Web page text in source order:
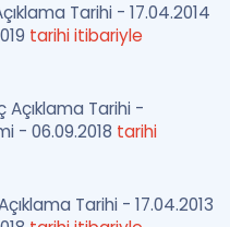
Tarihi - 17.04.2014
tarihi itibariyle
Açıklama Tarihi -
- 06.09.2018 tarihi
Tarihi - 17.04.2013